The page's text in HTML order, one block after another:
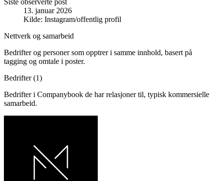
13. januar 2026
Kilde: Instagram/offentlig profil
Nettverk og samarbeid
Bedrifter og personer som opptrer i samme innhold, basert på
tagging og omtale i poster.
Bedrifter (1)
Bedrifter i Companybook de har relasjoner til, typisk kommersielle
samarbeid.